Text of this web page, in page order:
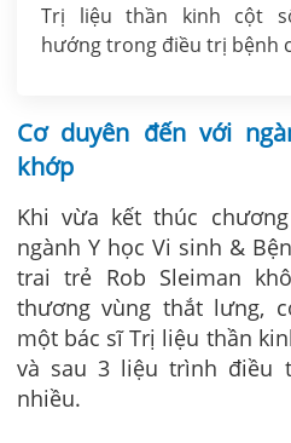
Trị liệu thần kinh cột
hướng trong điều trị bệnh
Cơ duyên đến với
khớp
Khi vừa kết thúc
ngành Y học Vi sinh &
trai trẻ Rob Sleiman
thương vùng thắt lưng,
một bác sĩ Trị liệu thần
và sau 3 liệu trình điều
nhiều.